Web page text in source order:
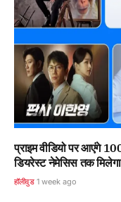
प्राइम वीडियो पर आएंगे
डियरेस्ट नेमेसिस तक
हॉलीवुड 1 week ago